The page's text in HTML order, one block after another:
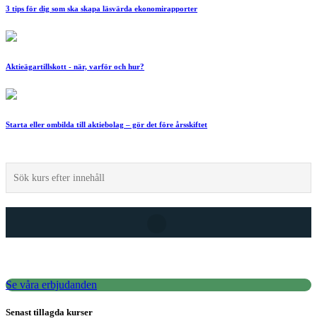
3 tips för dig som ska skapa läsvärda ekonomirapporter
Aktieägartillskott - när, varför och hur?
Starta eller ombilda till aktiebolag – gör det före årsskiftet
Se våra erbjudanden
Senast tillagda kurser